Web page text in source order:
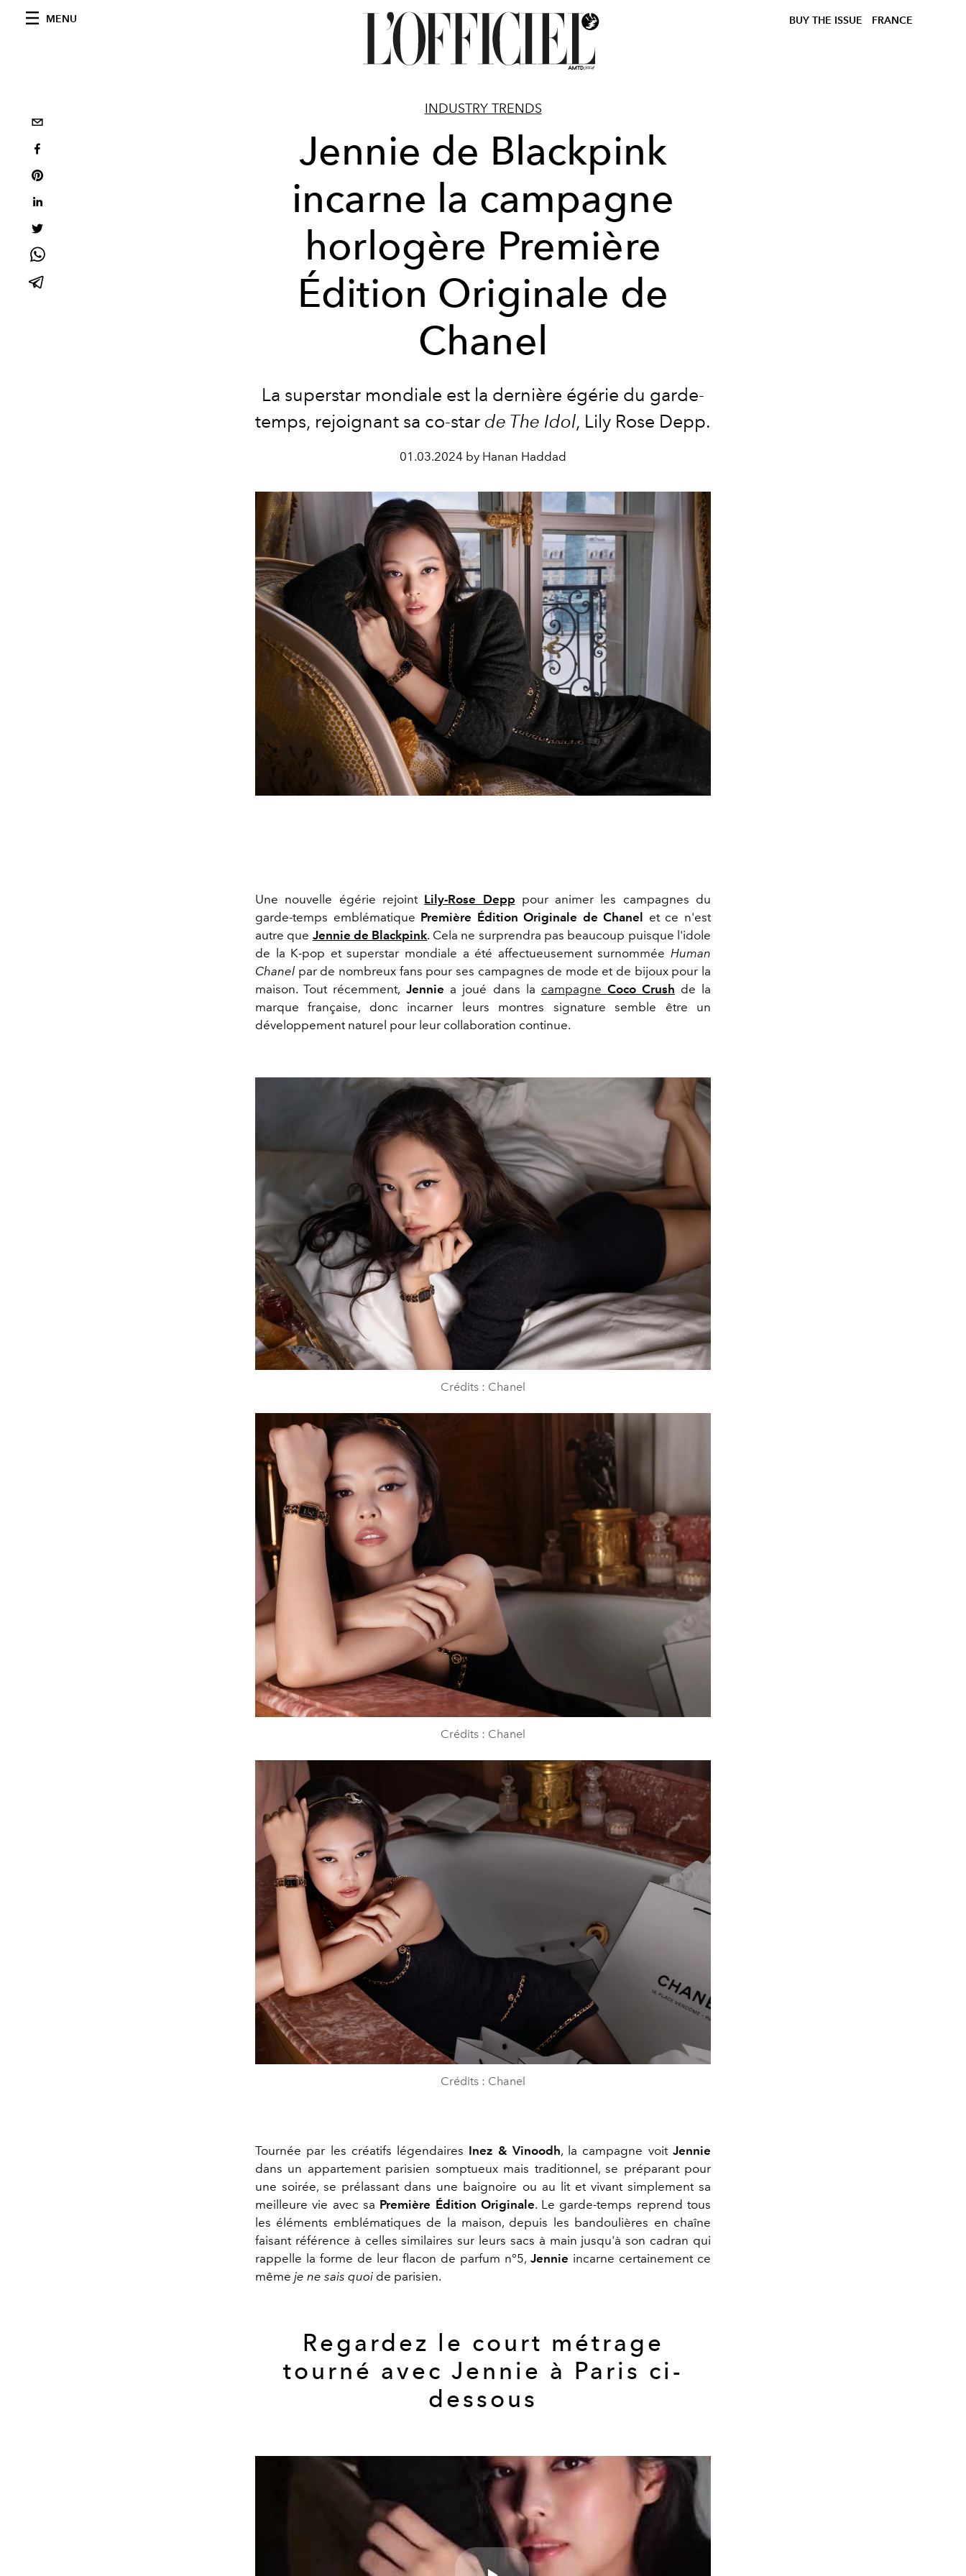
MENU BUY THE ISSUE FRANCE
INDUSTRY TRENDS
Jennie de Blackpink
incarne la campagne
horlogère Première
Édition Originale de
Chanel
La superstar mondiale est la dernière égérie du garde-
temps, rejoignant sa co-star de The Idol, Lily Rose Depp.
01.03.2024 by Hanan Haddad
Une nouvelle égérie rejoint Lily-Rose Depp pour animer les campagnes du
garde-temps emblématique Première Édition Originale de Chanel et ce n'est
autre que Jennie de Blackpink. Cela ne surprendra pas beaucoup puisque l'idole
de la K-pop et superstar mondiale a été affectueusement surnommée Human
Chanel par de nombreux fans pour ses campagnes de mode et de bijoux pour la
maison. Tout récemment, Jennie a joué dans la campagne Coco Crush de la
marque française, donc incarner leurs montres signature semble être un
développement naturel pour leur collaboration continue.
Crédits : Chanel
Crédits : Chanel
Crédits : Chanel
Tournée par les créatifs légendaires Inez & Vinoodh, la campagne voitJennie
dans un appartement parisien somptueux mais traditionnel, se préparant pour
une soirée, se prélassant dans une baignoire ou au lit et vivant simplement sa
meilleure vie avec sa Première Édition Originale. Le garde-temps reprend tous
les éléments emblématiques de la maison, depuis les bandoulières en chaîne
faisant référence à celles similaires sur leurs sacs à main jusqu'à son cadran qui
rappelle la forme de leur flacon de parfum n°5, Jennie incarne certainement ce
même je ne sais quoi de parisien.
Regardez le court métrage
tourné avec Jennie à Paris ci-
dessous